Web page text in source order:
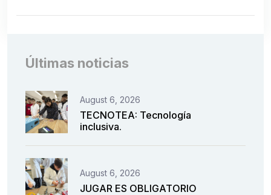
Últimas noticias
August 6, 2026
TECNOTEA: Tecnología
inclusiva.
August 6, 2026
JUGAR ES OBLIGATORIO